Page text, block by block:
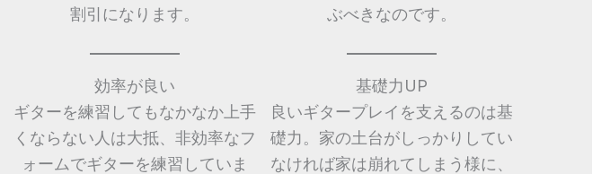
割引になります。
ぶべきなのです。
効率が良い
ギターを練習してもなかなか上手
くならない人は大抵、非効率なフ
ォームでギターを練習していま
基礎力UP
良いギタープレイを支えるのは基
礎力。家の土台がしっかりしてい
なければ家は崩れてしまう様に、